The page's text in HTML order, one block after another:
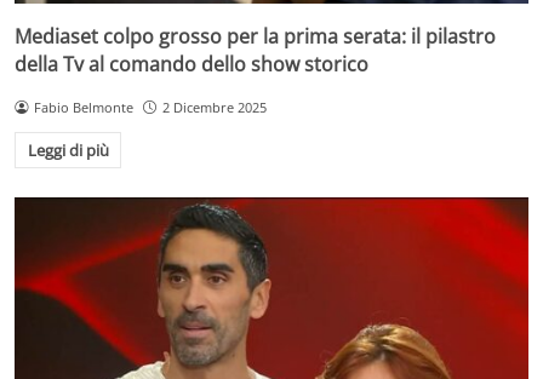
Mediaset colpo grosso per la prima serata: il pilastro
della Tv al comando dello show storico
Fabio Belmonte 2 Dicembre 2025
Leggi di più